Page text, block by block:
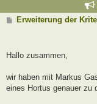
B
r
Erweiterung der
Hallo zusammen,
wir haben mit Markus
eines Hortus genauer zu